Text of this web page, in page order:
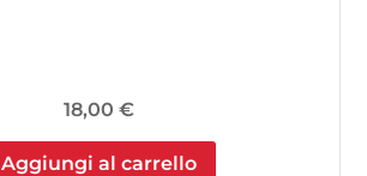
18,00 €
Aggiungi al carrello